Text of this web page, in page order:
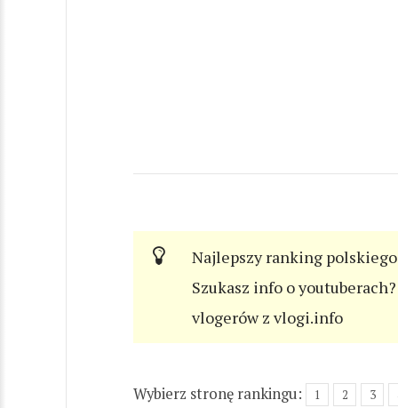
Najlepszy ranking
Szukasz info o
vlogerów z vlogi.info
Wybierz stronę rankingu: 1 2 3